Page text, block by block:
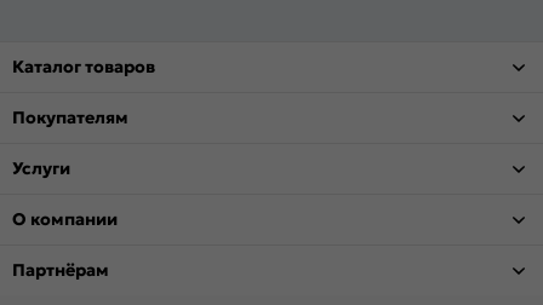
Каталог товаров
Покупателям
Услуги
О компании
Партнёрам